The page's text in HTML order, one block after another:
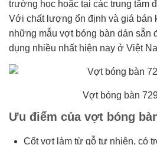
trường học hoặc tại các trung tâm
Với chất lượng ổn định và giá bán
những mẫu vợt bóng bàn dán sẵn
dụng nhiều nhất hiện nay ở Việt
Vợt bóng bàn
Ưu điểm của vợt bóng
Cốt vợt làm từ gỗ tự nhiên, có